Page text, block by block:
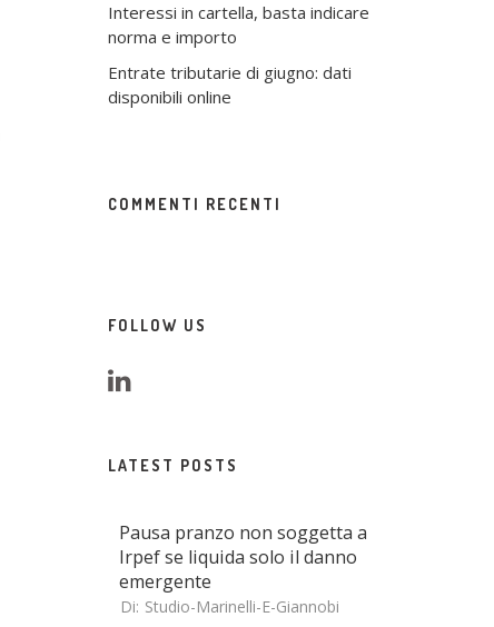
Interessi in cartella, basta indicare
norma e importo
Entrate tributarie di giugno: dati
disponibili online
COMMENTI RECENTI
FOLLOW US
LATEST POSTS
Pausa pranzo non soggetta a
Irpef se liquida solo il danno
emergente
Di: Studio-Marinelli-E-Giannobi